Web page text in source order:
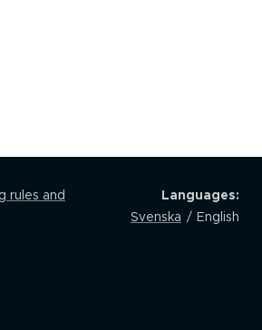
rules and
Languages
Svenska
English